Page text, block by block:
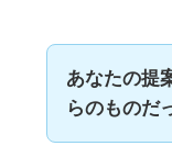
あなたの提
らのものだ